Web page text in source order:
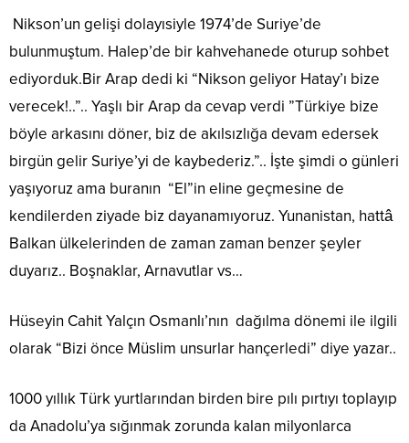
Nikson’un gelişi dolayısiyle 1974’de Suriye’de
bulunmuştum. Halep’de bir kahvehanede oturup sohbet
ediyorduk.Bir Arap dedi ki “Nikson geliyor Hatay’ı bize
verecek!..”.. Yaşlı bir Arap da cevap verdi ”Türkiye bize
böyle arkasını döner, biz de akılsızlığa devam edersek
birgün gelir Suriye’yi de kaybederiz.”.. İşte şimdi o günleri
yaşıyoruz ama buranın “El”in eline geçmesine de
kendilerden ziyade biz dayanamıyoruz. Yunanistan, hattâ
Balkan ülkelerinden de zaman zaman benzer şeyler
duyarız.. Boşnaklar, Arnavutlar vs…
Hüseyin Cahit Yalçın Osmanlı’nın dağılma dönemi ile ilgili
olarak “Bizi önce Müslim unsurlar hançerledi” diye yazar..
1000 yıllık Türk yurtlarından birden bire pılı pırtıyı toplayıp
da Anadolu’ya sığınmak zorunda kalan milyonlarca